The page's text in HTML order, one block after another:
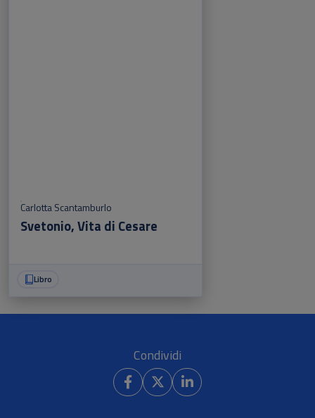
Carlotta Scantamburlo
Svetonio, Vita di Cesare
Libro
Condividi